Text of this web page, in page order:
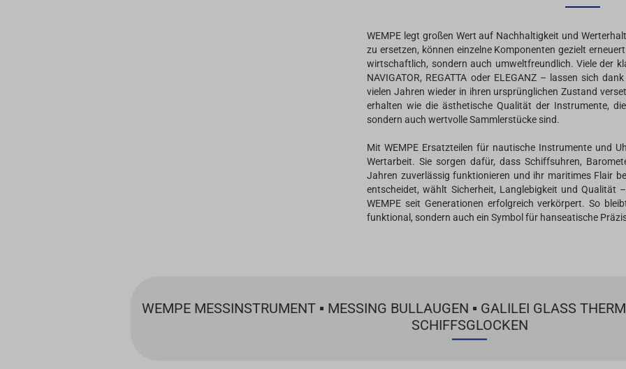
WEMPE legt großen Wert auf Nachhaltigkeit und
zu ersetzen, können einzelne Komponenten gezielt
wirtschaftlich, sondern auch umweltfreundlich. Viele der
NAVIGATOR, REGATTA oder ELEGANZ – lassen sich
vielen Jahren wieder in ihren ursprünglichen Zustand
erhalten wie die ästhetische Qualität der Instrumente,
sondern auch wertvolle Sammlerstücke sind.
Mit WEMPE Ersatzteilen für nautische Instrumente und
Wertarbeit. Sie sorgen dafür, dass Schiffsuhren,
Jahren zuverlässig funktionieren und ihr maritimes Flair
entscheidet, wählt Sicherheit, Langlebigkeit und Qualität
WEMPE seit Generationen erfolgreich verkörpert. So
funktional, sondern auch ein Symbol für hanseatische
WEMPE MESSINSTRUMENT ▪ MESSING BULLAUGEN ▪ GALILEI GLASS
SCHIFFSGLOCKEN